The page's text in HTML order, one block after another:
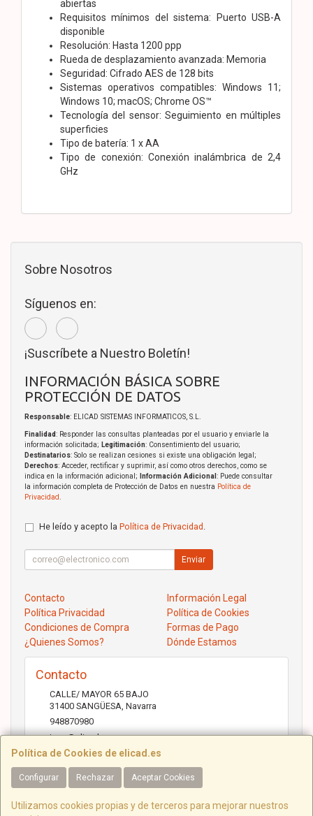
abiertas
Requisitos mínimos del sistema: Puerto USB-A
disponible
Resolución: Hasta 1200 ppp
Rueda de desplazamiento avanzada: Memoria
Seguridad: Cifrado AES de 128 bits
Sistemas operativos compatibles: Windows 11;
Windows 10; macOS; Chrome OS™
Tecnología del sensor: Seguimiento en múltiples
superficies
Tipo de batería: 1 x AA
Tipo de conexión: Conexión inalámbrica de 2,4
GHz
Política de Cookies de elicad.es
Configurar Rechazar Aceptar Cookies
Utilizamos cookies propias y de terceros para mejorar nuestros
Sobre Nosotros
Síguenos en:
¡Suscríbete a Nuestro Boletín!
INFORMACIÓN BÁSICA SOBRE
PROTECCIÓN DE DATOS
Responsable: ELICAD SISTEMAS INFORMATICOS, S.L.
Finalidad: Responder las consultas planteadas por el usuario y enviarle la
información solicitada; Legitimación: Consentimiento del usuario;
Destinatarios: Solo se realizan cesiones si existe una obligación legal;
Derechos: Acceder, rectificar y suprimir, así como otros derechos, como se
indica en la información adicional;
Información Adicional : Puede consultar
la información completa de Protección de Datos en nuestra Política de
Privacidad
He leído y acepto la Política de Privacidad
Enviar
Contacto
Información Legal
Política Privacidad
Política de Cookies
Condiciones de Compra
Formas de Pago
¿Quienes Somos?
Dónde Estamos
Contacto
CALLE/ MAYOR 65 BAJO
31400 SANGÜESA Navarra
948870980
jose@elicad.com
Horario
Lunes a Viernes 9:30 a 20:00 Sábados 10.00 a 14.00